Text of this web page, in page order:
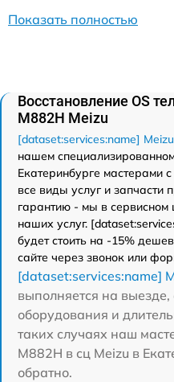
Показать полностью
Восстановление OS
M882H Meizu
[dataset:services:name]
нашем
Екатеринбурге мастерами
все виды услуг и
гарантию - мы в сервисном
наших услуг.
будет стоить на -15%
сайте через звонок или
[dataset:services:name]
выполняется на выезде,
оборудования и
таких случаях наш
M882H в сц Meizu в
обратно.